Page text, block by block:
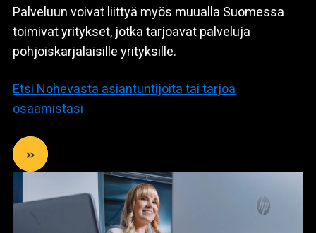
Palveluun voivat liittyä myös muualla Suomessa
toimivat yritykset, jotka tarjoavat palveluja
pohjoiskarjalaisille yrityksille.
Etsi Nohevasta asiantuntijoita tai tarjoa
osaamistasi
»